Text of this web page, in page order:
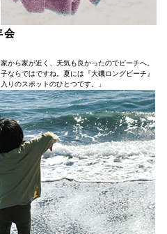
会
から家が近く、天気も良かったのでビーチへ。
ならではですね。夏には『大磯ロングビーチ』
りのスポットのひとつです。」